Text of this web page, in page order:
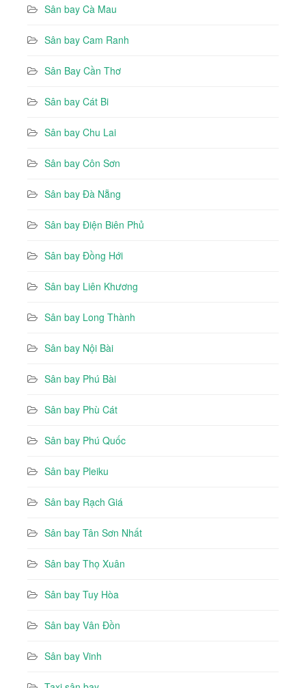
Sân bay Cà Mau
Sân bay Cam Ranh
Sân Bay Cần Thơ
Sân bay Cát Bi
Sân bay Chu Lai
Sân bay Côn Sơn
Sân bay Đà Nẵng
Sân bay Điện Biên Phủ
Sân bay Đồng Hới
Sân bay Liên Khương
Sân bay Long Thành
Sân bay Nội Bài
Sân bay Phú Bài
Sân bay Phù Cát
Sân bay Phú Quốc
Sân bay Pleiku
Sân bay Rạch Giá
Sân bay Tân Sơn Nhất
Sân bay Thọ Xuân
Sân bay Tuy Hòa
Sân bay Vân Đồn
Sân bay Vinh